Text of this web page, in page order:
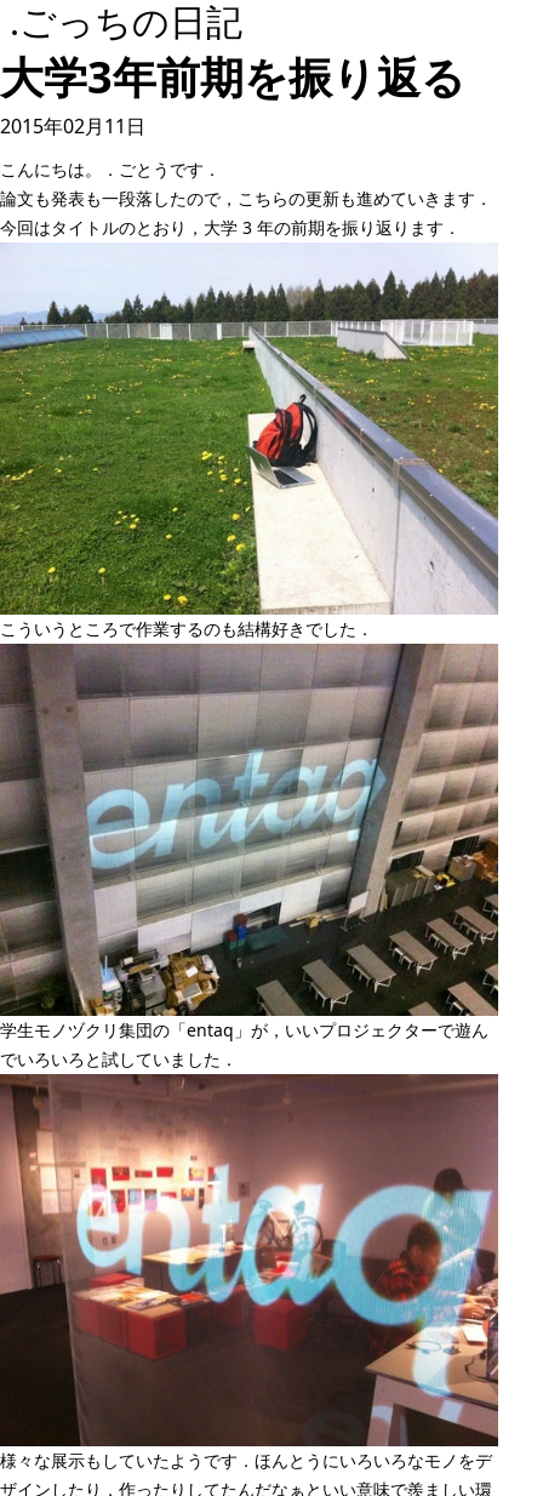
.ごっちの日記
大学3年前期を振り返る
2015年02月11日
こんにちは。．ごとうです．
論文も発表も一段落したので，こちらの更新も進めていきます．
今回はタイトルのとおり，大学 3 年の前期を振り返ります．
こういうところで作業するのも結構好きでした．
学生モノヅクリ集団の「entaq」が，いいプロジェクターで遊ん
でいろいろと試していました．
様々な展示もしていたようです．ほんとうにいろいろなモノをデ
ザインしたり，作ったりしてたんだなぁといい意味で羨ましい環